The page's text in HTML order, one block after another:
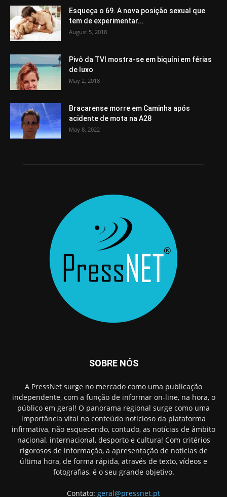
Esqueça o 69. A nova posição sexual que
tem de experimentar...
August 5, 2018
Pivô da TVI mostra-se em biquíni em férias
de luxo
May 2, 2018
Bracarense morre em Caminha após
acidente de mota na A28
May 8, 2022
SOBRE NÓS
A PressNet surge no mercado como uma publicação
independente, com a função de informar on-line, na hora, o
público em geral! O panorama regional surge como uma
importância vital no conteúdo noticioso da plataforma
infirmativa, não esquecendo, contudo, as notícias de âmbito
nacional, internacional, desporto e cultura! Com critérios
rigorosos de informação, a apresentação de noticias de
última hora, de forma rápida, através de texto, vídeos e
fotografias, é o seu grande objetivo.
Contato: geral@pressnet.pt